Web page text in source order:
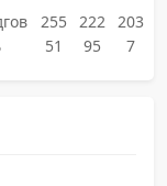
255
51
222
95
203
7